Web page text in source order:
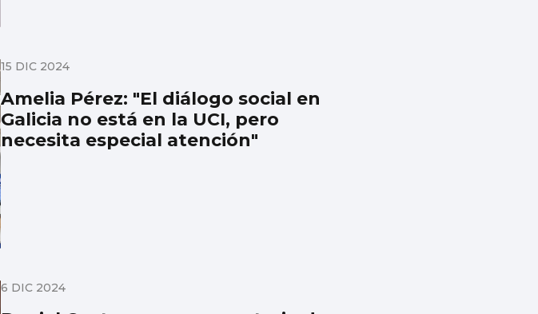
15 DIC 2024
Amelia Pérez: "El diálogo social en
Galicia no está en la UCI, pero
necesita especial atención"
6 DIC 2024